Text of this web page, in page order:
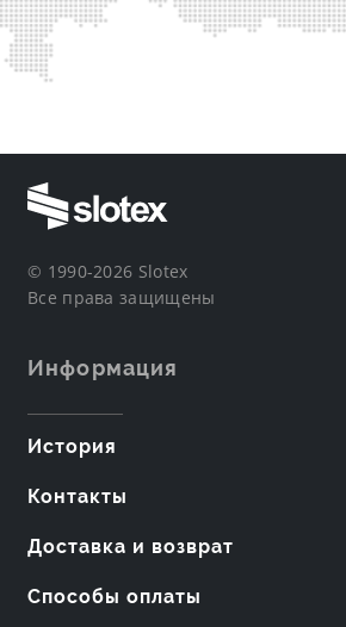
© 1990-2026 Slotex
Все права защищены
Информация
История
Контакты
Доставка и возврат
Способы оплаты